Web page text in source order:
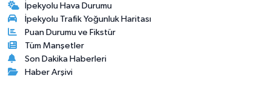
İpekyolu Hava Durumu
İpekyolu Trafik Yoğunluk Haritası
Puan Durumu ve Fikstür
Tüm Manşetler
Son Dakika Haberleri
Haber Arşivi